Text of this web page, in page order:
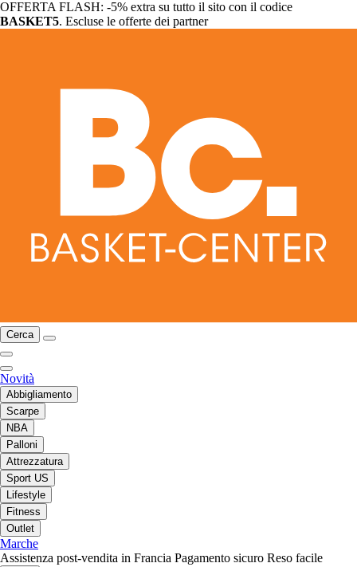
OFFERTA FLASH: -5% extra su tutto il sito con il codice
BASKET5. Escluse le offerte dei partner
Cerca
Novità
Abbigliamento
Scarpe
NBA
Palloni
Attrezzatura
Sport US
Lifestyle
Fitness
Outlet
Marche
Assistenza post-vendita in Francia Pagamento sicuro Reso facile